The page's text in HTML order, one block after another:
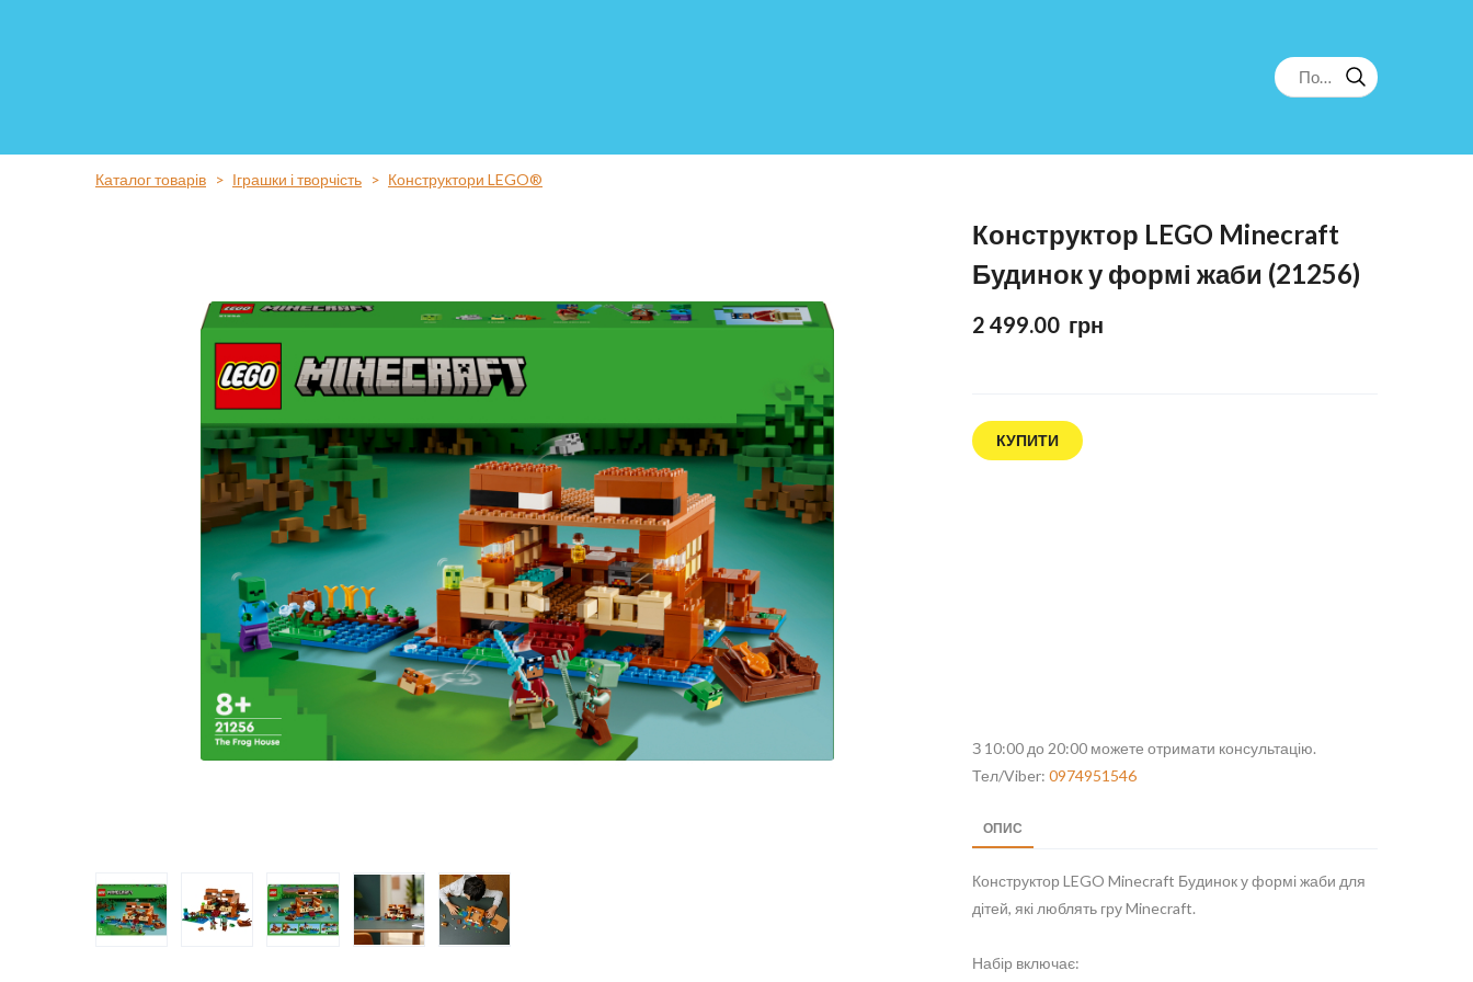
Каталог товарів Іграшки і творчість Конструктори LEGO®
Конструктор LEGO Minecraft
Будинок у формі жаби (21256)
2 499.00  грн
КУПИТИ
З 10:00 до 20:00 можете отримати консультацію.
Тел/Viber: 0974951546
ОПИС
Конструктор LEGO Minecraft Будинок у формі жаби для
дітей, які люблять гру Minecraft.
Набір включає: